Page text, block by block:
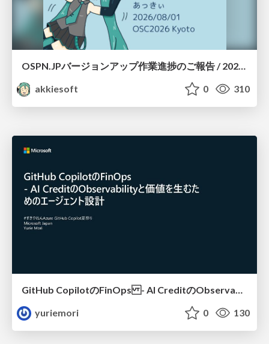
OSPN.JPバージョンアップ作業進捗のご報告 / 20260801-osc26kyoto
akkiesoft
0 310
yuriemori
0 130